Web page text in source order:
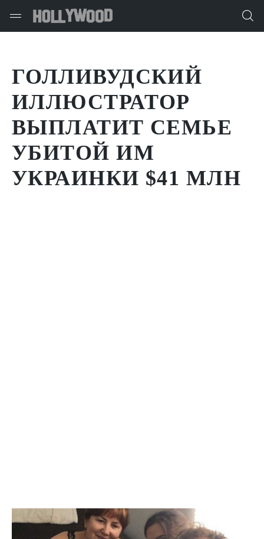
ГОЛЛИВУДСКИЙ
ИЛЛЮСТРАТОР
ВЫПЛАТИТ СЕМЬЕ
УБИТОЙ ИМ
УКРАИНКИ $41 МЛН